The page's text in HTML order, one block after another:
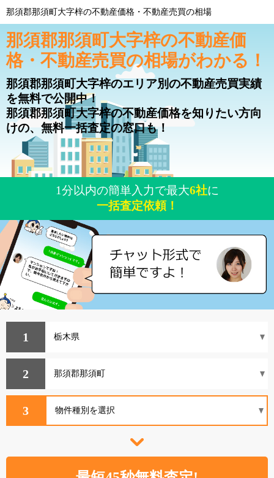
那須郡那須町大字梓の不動産価格・不動産売買の相場
那須郡那須町大字梓の不動産価
格・不動産売買の相場がわかる！
那須郡那須町大字梓のエリア別の不動産売買実績
を無料で公開中！
那須郡那須町大字梓の不動産価格を知りたい方向
けの、無料一括査定の窓口も！
1分以内の簡単入力で最大6社に
一括査定依頼！
1
2
3